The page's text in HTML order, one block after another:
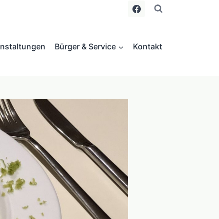
Bürger & Service Kontakt